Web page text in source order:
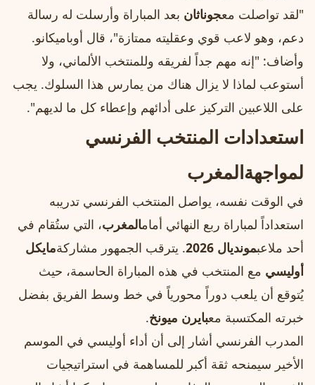
"لقد تواصلت معجوناثان بعد المباراة وأرسلت له رسالة
دعم، وهو لاعب قوي وعقليته ممتازة"، قال أوباميكانو.
وأضاف: "إنه مهم جداً لفريقه وللمنتخب الألماني، ولا
أستوعب لماذا لا يزال هناك من يمارس هذا السلوك. يجب
على اللاعبين التركيز على أدائهم وإعطاء كل ما لديهم".
استعدادات المنتخب الفرنسي
لمواجهةالمغرب
في الوقت نفسه، يواصل المنتخب الفرنسي تدريبه
استعداداً لمباراة ربع النهائي أمامالمغرب، التي ستُقام في
أحد ملاعبمونديال 2026 . يترقب الجمهور مشاركةمايكل
أوليسي مع المنتخب في هذه المباراة الحاسمة، حيث
يُتوقع أن يلعب دوراً محورياً في خط وسط الفريق بفضل
خبرته المكتسبة معبايرن ميونخ.
المدرب الفرنسي أشار إلى أن أداء أوليسي في الموسم
الأخير سيمنحه ثقة أكبر للمساهمة في استراتيجيات